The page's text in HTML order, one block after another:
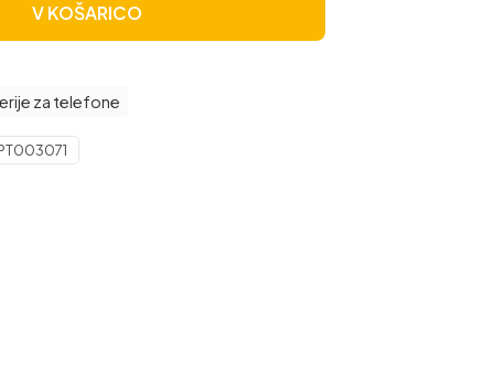
V KOŠARICO
za telefone